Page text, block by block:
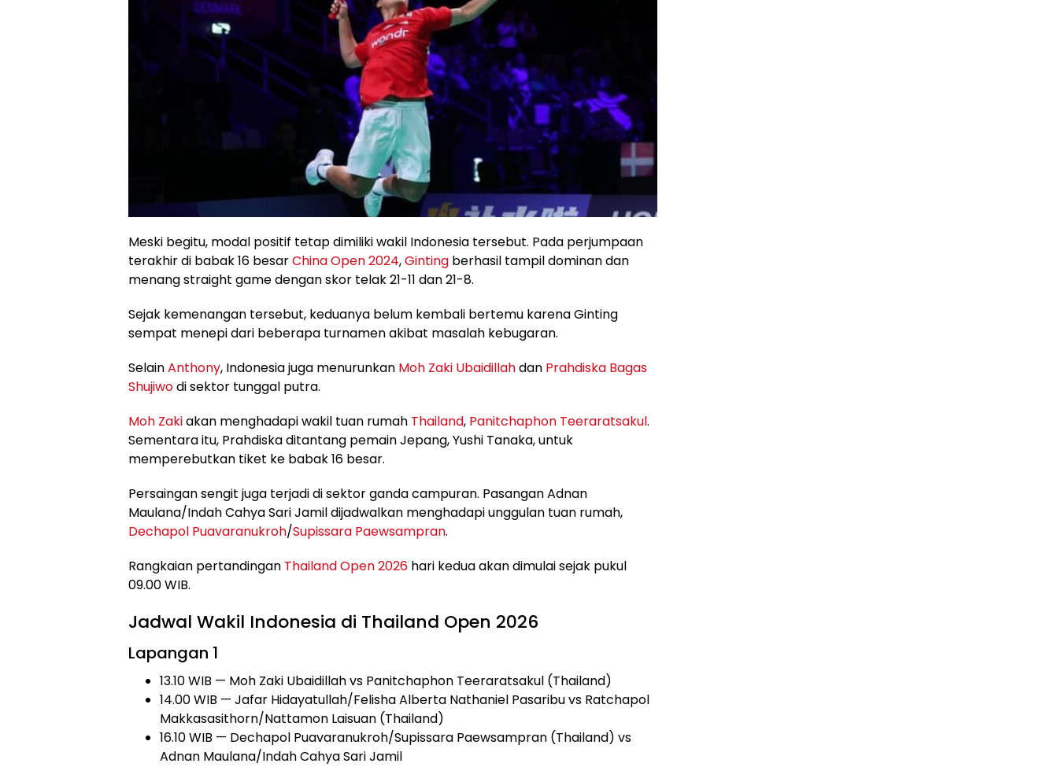
Meski begitu, modal positif tetap dimiliki wakil Indonesia tersebut. Pada perjumpaan
terakhir di babak 16 besarChina Open 2024,Ginting berhasil tampil dominan dan
menang straight game dengan skor telak 21-11 dan 21-8.
Sejak kemenangan tersebut, keduanya belum kembali bertemu karena Ginting
sempat menepi dari beberapa turnamen akibat masalah kebugaran.
SelainAnthony, Indonesia juga menurunkan Moh Zaki Ubaidillahdan Prahdiska Bagas
Shujiwodi sektor tunggal putra.
Moh Zakiakan menghadapi wakil tuan rumah Thailand, Panitchaphon Teeraratsakul.
Sementara itu, Prahdiska ditantang pemain Jepang, Yushi Tanaka, untuk
memperebutkan tiket ke babak 16 besar.
Persaingan sengit juga terjadi di sektor ganda campuran. Pasangan Adnan
Maulana/Indah Cahya Sari Jamil dijadwalkan menghadapi unggulan tuan rumah,
Dechapol Puavaranukroh/Supissara Paewsampran.
Rangkaian pertandingan Thailand Open 2026 hari kedua akan dimulai sejak pukul
09.00 WIB.
Jadwal Wakil Indonesia di Thailand Open 2026
Lapangan 1
13.10 WIB — Moh Zaki Ubaidillah vs Panitchaphon Teeraratsakul (Thailand)
14.00 WIB — Jafar Hidayatullah/Felisha Alberta Nathaniel Pasaribu vs Ratchapol
Makkasasithorn/Nattamon Laisuan (Thailand)
16.10 WIB — Dechapol Puavaranukroh/Supissara Paewsampran (Thailand) vs
Adnan Maulana/Indah Cahya Sari Jamil